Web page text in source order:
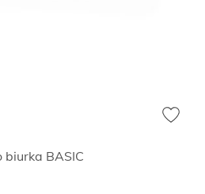
BASIC